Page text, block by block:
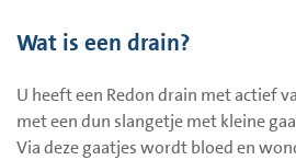
Wat is een drain?
U heeft een Redon drain met actief
met een dun slangetje met kleine
Via deze gaatjes wordt bloed en